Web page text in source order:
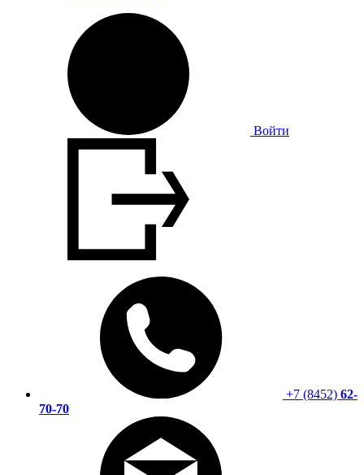
Войти
+7 (8452) 62-
70-70